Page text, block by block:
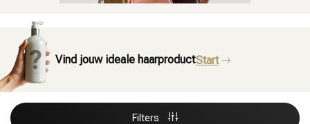
Vind jouw ideale haarproductStart
Filters